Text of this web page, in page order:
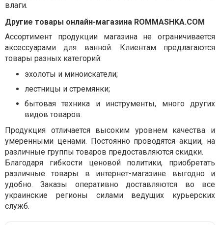
влаги.
Другие товары онлайн-магазина ROMMASHKA.COM
Ассортимент продукции магазина не ограничивается
аксессуарами для ванной. Клиентам предлагаются
товары разных категорий:
эхолоты и миноискатели;
лестницы и стремянки;
бытовая техника и инструменты, много других
видов товаров.
Продукция отличается высоким уровнем качества и
умеренными ценами. Постоянно проводятся акции, на
различные группы товаров предоставляются скидки.
Благодаря гибкости ценовой политики, приобретать
различные товары в интернет-магазине выгодно и
удобно. Заказы оперативно доставляются во все
украинские регионы силами ведущих курьерских
служб.